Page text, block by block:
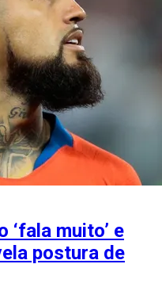
‘fala muito’ e
postura de